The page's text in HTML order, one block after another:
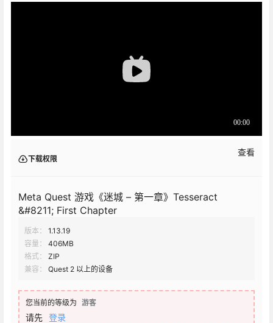
下载权限
查看
Meta Quest 游戏《迷城 – 第一章》Tesseract
&#8211; First Chapter
版本：
1.13.19
容量：
406MB
格式：
ZIP
兼容：
Quest 2 以上的设备
您当前的等级为 游客
请先 登录